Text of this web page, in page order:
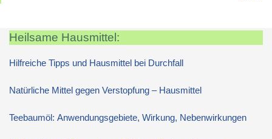
Heilsame Hausmittel:
Hilfreiche Tipps und Hausmittel bei Durchfall
Natürliche Mittel gegen Verstopfung – Hausmittel
Teebaumöl: Anwendungsgebiete, Wirkung, Nebenwirkungen